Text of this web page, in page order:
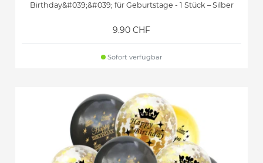
Birthday&#039;&#039; für Geburtstage - 1 Stück – Silber
9.90 CHF
Sofort verfügbar